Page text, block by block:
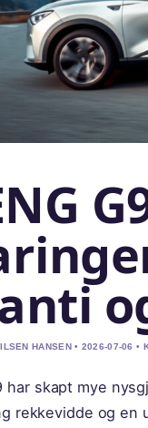
HANSEN • 2026-07-06 •
har skapt mye
rekkevidde og en